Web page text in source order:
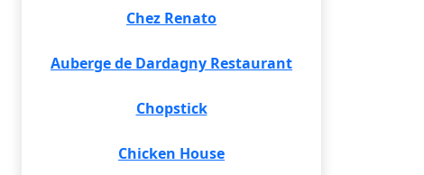
Chez Renato
Auberge de Dardagny Restaurant
Chopstick
Chicken House